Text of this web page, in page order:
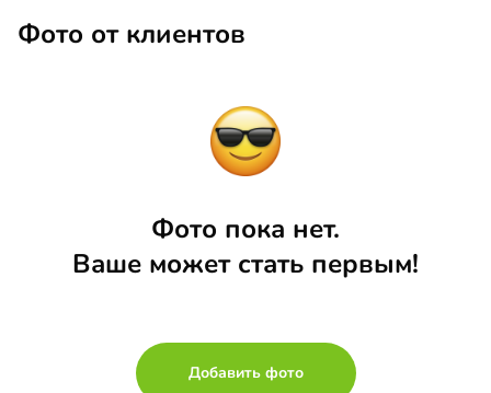
Фото от клиентов
Фото пока нет.
Ваше может стать первым!
Добавить фото